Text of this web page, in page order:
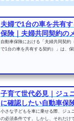
夫婦で1台の車を共有
保険｜夫婦共同契約の
ット
自動車保険における「夫婦共同契約
で1台の車を共有する契約）」は、保
子育て世代必見｜ジュ
に確認したい自動車保
小さな子どもを車に乗せる際、ジュ
の必須条件です。しかし、それだけ